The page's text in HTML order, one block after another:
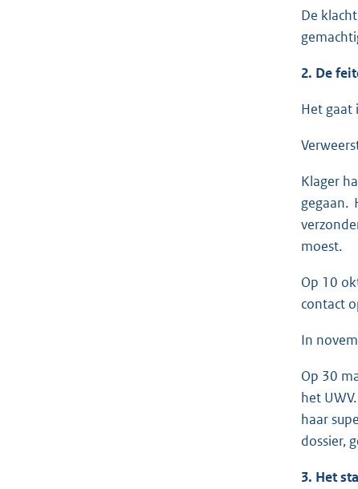
De
2. De
Het gaat
Klager
gegaan.
moest.
Op 10
contact
In
Op 30
het
haar
dossier,
3. Het